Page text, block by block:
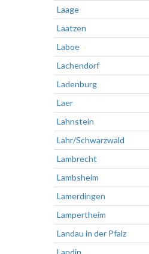
Laage
Laatzen
Laboe
Lachendorf
Ladenburg
Laer
Lahnstein
Lahr/Schwarzwald
Lambrecht
Lambsheim
Lamerdingen
Lampertheim
Landau in der Pfalz